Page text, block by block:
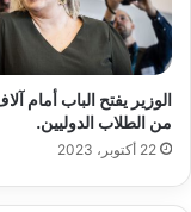
الوزير يفتح الباب أمام
من الطلاب الدوليين.
22 أكتوبر، 2023